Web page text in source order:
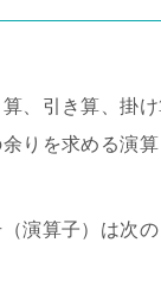
、引き算、掛
りを求める演
演算子）は次の